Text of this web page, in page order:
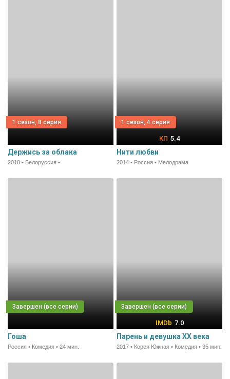
1 сезон, 8 серия
Держись за облака
2018 • Белоруссия •
1 сезон, 4 серия
5.4
Нити любви
2014 • Россия • Мелодрама
Гоша
Россия • Комедия • 24 мин.
7.0
Парень и девушка XX века
2017 • Корея Южная • Комедия • 35 мин.